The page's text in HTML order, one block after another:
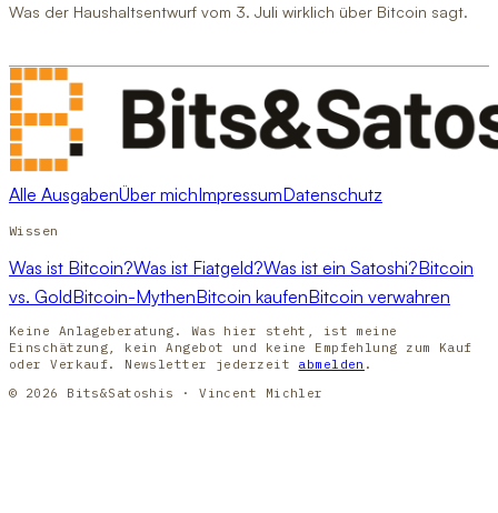
Was der Haushaltsentwurf vom 3. Juli wirklich über Bitcoin sagt.
Alle AusgabenÜber michImpressumDatenschutz
Wissen
Was ist Bitcoin?Was ist Fiatgeld?Was ist ein Satoshi?Bitcoin
vs. GoldBitcoin-MythenBitcoin kaufenBitcoin verwahren
Keine Anlageberatung. Was hier steht, ist meine
Einschätzung, kein Angebot und keine Empfehlung zum Kauf
oder Verkauf. Newsletter jederzeit abmelden .
© 2026 Bits&Satoshis · Vincent Michler